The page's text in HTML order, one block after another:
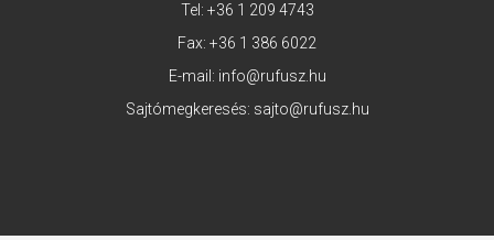
Tel: +36 1 209 4743
Fax: +36 1 386 6022
E-mail: info@rufusz.hu
Sajtómegkeresés: sajto@rufusz.hu